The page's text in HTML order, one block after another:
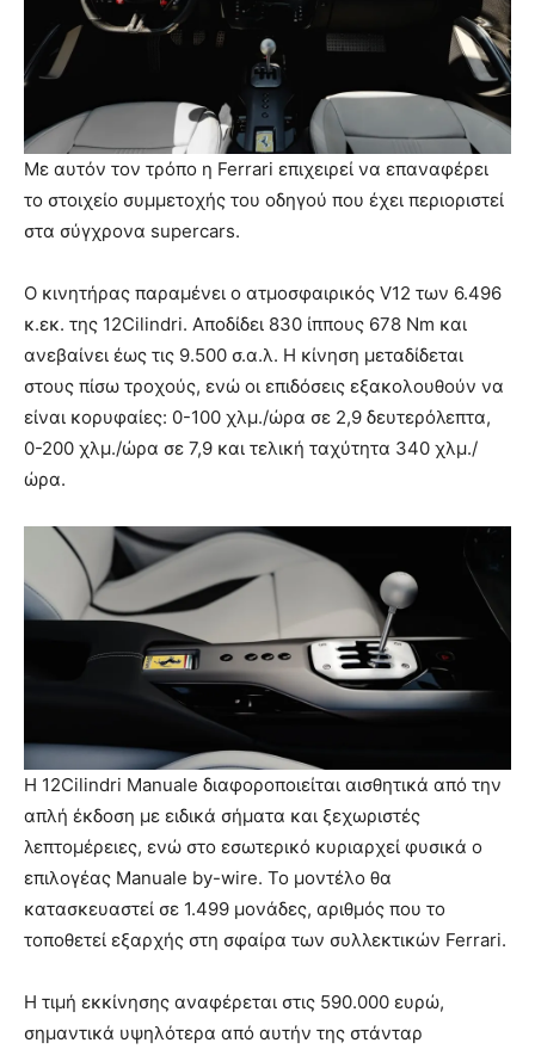
Με αυτόν τον τρόπο η Ferrari επιχειρεί να επαναφέρει
το στοιχείο συμμετοχής του οδηγού που έχει περιοριστεί
στα σύγχρονα supercars.
Ο κινητήρας παραμένει ο ατμοσφαιρικός V12 των 6.496
κ.εκ. της 12Cilindri. Αποδίδει 830 ίππους 678 Nm και
ανεβαίνει έως τις 9.500 σ.α.λ. Η κίνηση μεταδίδεται
στους πίσω τροχούς, ενώ οι επιδόσεις εξακολουθούν να
είναι κορυφαίες: 0-100 χλμ./ώρα σε 2,9 δευτερόλεπτα,
0-200 χλμ./ώρα σε 7,9 και τελική ταχύτητα 340 χλμ./
ώρα.
Η 12Cilindri Manuale διαφοροποιείται αισθητικά από την
απλή έκδοση με ειδικά σήματα και ξεχωριστές
λεπτομέρειες, ενώ στο εσωτερικό κυριαρχεί φυσικά ο
επιλογέας Manuale by-wire. Το μοντέλο θα
κατασκευαστεί σε 1.499 μονάδες, αριθμός που το
τοποθετεί εξαρχής στη σφαίρα των συλλεκτικών Ferrari.
Η τιμή εκκίνησης αναφέρεται στις 590.000 ευρώ,
σημαντικά υψηλότερα από αυτήν της στάνταρ